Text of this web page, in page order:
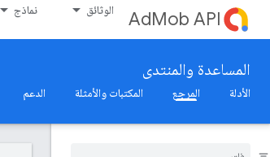
AdMob API الوثائق نماذج
المساعدة والمنتدى
الأدلة المرجع المكتبات والأمثلة الدعم